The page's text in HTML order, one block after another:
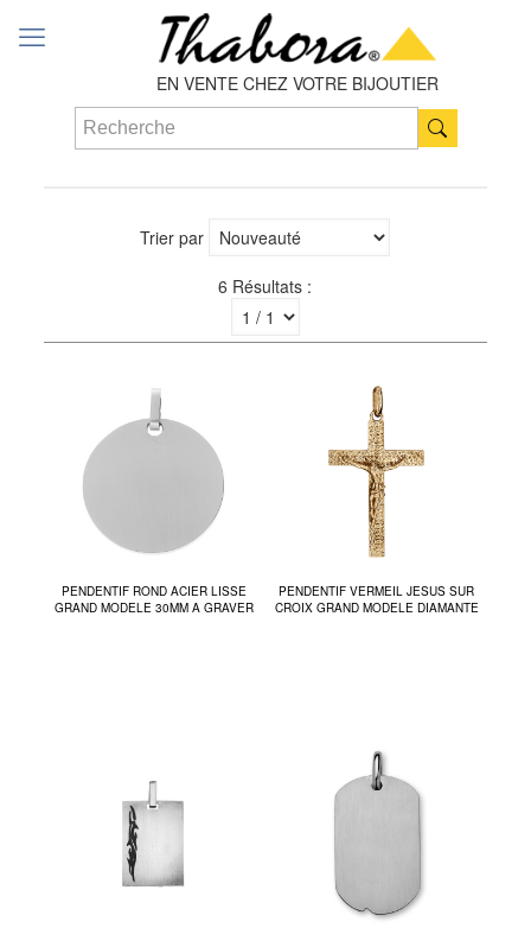
EN VENTE CHEZ VOTRE BIJOUTIER
Trier par
6 Résultats :
PENDENTIF ROND ACIER LISSE
GRAND MODELE 30MM A GRAVER
PENDENTIF VERMEIL JESUS SUR
CROIX GRAND MODELE DIAMANTE